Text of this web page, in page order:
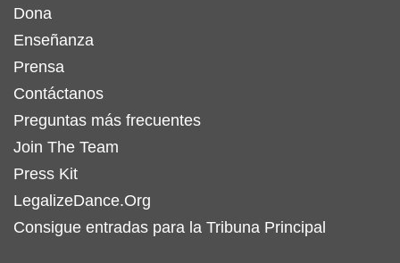
Dona
Enseñanza
Prensa
Contáctanos
Preguntas más frecuentes
Join The Team
Press Kit
LegalizeDance.Org
Consigue entradas para la Tribuna Principal